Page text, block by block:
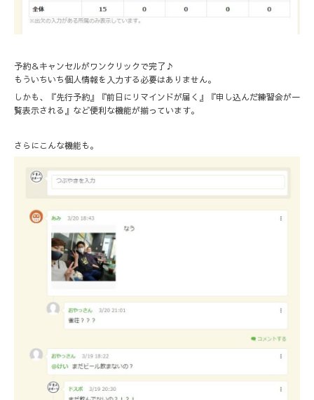
予約＆キャンセルがワンクリックで完了♪
もういちいち個人情報を入力する必要はありません。
しかも、『先行予約』『前日にリマインドが届く』『申し込んだ練習会が一
覧表示される』など便利な機能が揃っています。
さらにこんな機能も。